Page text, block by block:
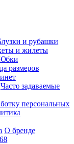
и рубашки
и жилеты
размеров
Часто задаваемые
персональных
О бренде